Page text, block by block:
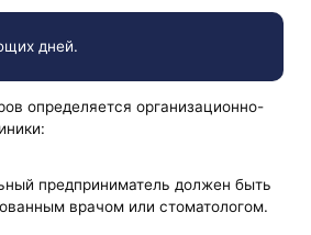
дней.
определяется организационно-
предприниматель должен быть
врачом или стоматологом.